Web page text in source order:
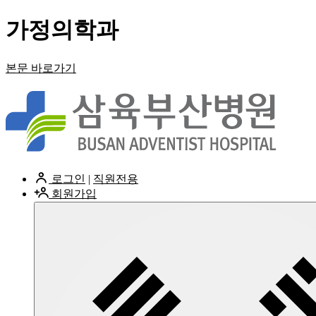
가정의학과
본문 바로가기
로그인 | 직원전용
회원가입